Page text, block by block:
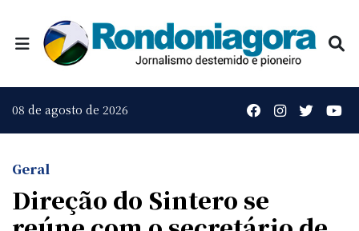
08 de agosto de 2026
Geral
Direção do Sintero se